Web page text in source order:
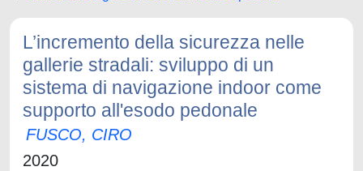
L’incremento della sicurezza nelle
gallerie stradali: sviluppo di un
sistema di navigazione indoor come
supporto all'esodo pedonale
FUSCO, CIRO
2020